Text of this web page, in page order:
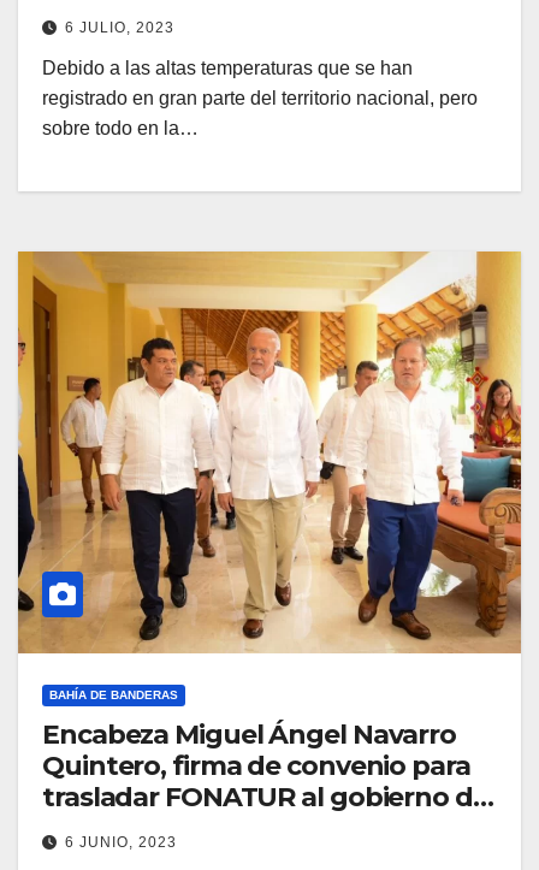
6 JULIO, 2023
Debido a las altas temperaturas que se han
registrado en gran parte del territorio nacional, pero
sobre todo en la…
BAHÍA DE BANDERAS
Encabeza Miguel Ángel Navarro
Quintero, firma de convenio para
trasladar FONATUR al gobierno de
Nayarit
6 JUNIO, 2023